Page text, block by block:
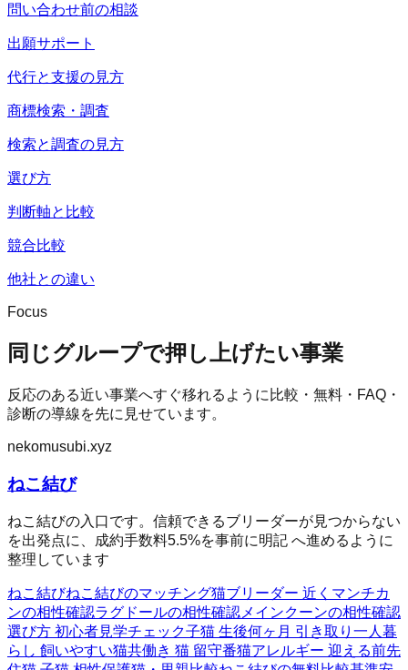
問い合わせ前の相談
出願サポート
代行と支援の見方
商標検索・調査
検索と調査の見方
選び方
判断軸と比較
競合比較
他社との違い
Focus
同じグループで押し上げたい事業
反応のある近い事業へすぐ移れるように比較・無料・FAQ・
診断の導線を先に見せています。
nekomusubi.xyz
ねこ結び
ねこ結びの入口です。信頼できるブリーダーが見つからない
を出発点に、成約手数料5.5%を事前に明記 へ進めるように
整理しています
ねこ結びねこ結びのマッチング猫ブリーダー 近く マンチカ
ンの相性確認ラグドールの相性確認 メインクーンの相性確認
選び方 初心者見学チェック子猫 生後何ヶ月 引き取り 一人暮
らし 飼いやすい猫共働き 猫 留守番猫アレルギー 迎える前先